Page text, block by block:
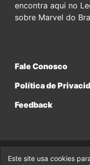
encontra aqui no
sobre Marvel do
Fale Conosco
Política de
Feedback
© 2017-2026
Este site usa cookies